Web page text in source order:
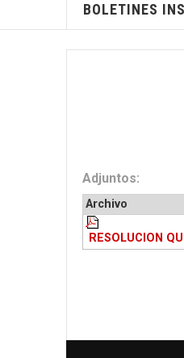
BOLETINES
Adjuntos:
Archivo
RESOLUCION